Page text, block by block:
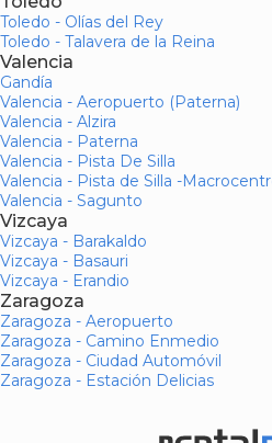
Toledo - Olías del Rey
Toledo - Talavera de la Reina
Valencia
Gandía
Valencia - Aeropuerto (Paterna)
Valencia - Alzira
Valencia - Paterna
Valencia - Pista De Silla
Valencia - Pista de Silla -
Valencia - Sagunto
Vizcaya
Vizcaya - Barakaldo
Vizcaya - Basauri
Vizcaya - Erandio
Zaragoza
Zaragoza - Aeropuerto
Zaragoza - Camino Enmedio
Zaragoza - Ciudad Automóvil
Zaragoza - Estación Delicias